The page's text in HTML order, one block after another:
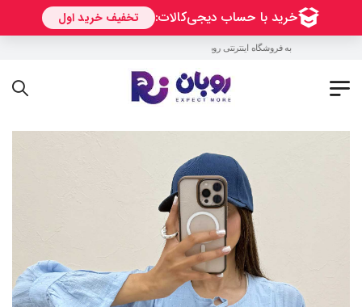
به فروشگاه اینترنتی روبان خوش آمدید !